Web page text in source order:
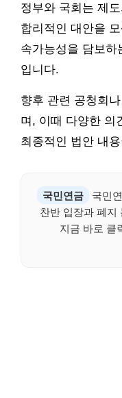
정부와 국회는 제
합리적인 대안을
속가능성을 담보하
입니다.
향후 관련 공청회
며, 이때 다양한 의
최종적인 법안 내
국민연금
국민
찬반 입장과 폐지
지금 바로 클